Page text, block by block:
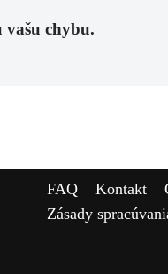
vašu chybu.
FAQ Kontakt
Zásady